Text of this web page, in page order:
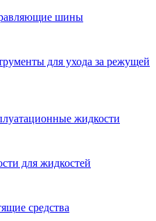
шины
для ухода за режущей
жидкости
для жидкостей
средства